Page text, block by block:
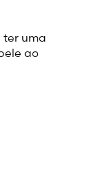
ter uma
ao